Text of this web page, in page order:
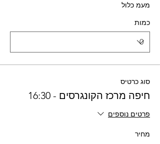
מעמ כלול
כמות
סוג כרטיס
חיפה מרכז הקונגרסים - 16:30
פרטים נוספים
מחיר